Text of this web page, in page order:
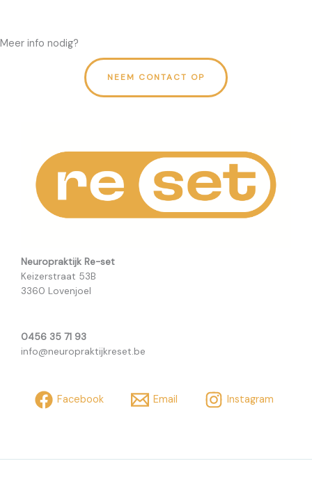
Meer info nodig?
NEEM CONTACT OP
Neuropraktijk Re-set
Keizerstraat 53B
3360 Lovenjoel
0456 35 71 93
info@neuropraktijkreset.be
Facebook Email Instagram